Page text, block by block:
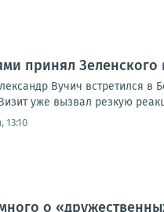
принял
Вучич встретился
уже вызвал резкую
13:10
о